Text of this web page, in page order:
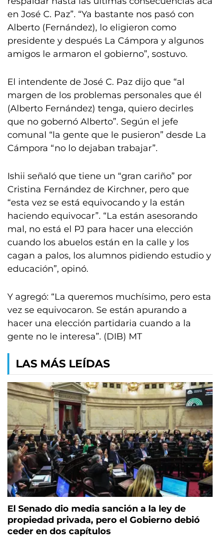
en José C. Paz”. “Ya bastante nos pasó con
Alberto (Fernández), lo eligieron como
presidente y después La Cámpora y algunos
amigos le armaron el gobierno”, sostuvo.
El intendente de José C. Paz dijo que “al
margen de los problemas personales que él
(Alberto Fernández) tenga, quiero decirles
que no gobernó Alberto”. Según el jefe
comunal “la gente que le pusieron” desde La
Cámpora “no lo dejaban trabajar”.
Ishii señaló que tiene un “gran cariño” por
Cristina Fernández de Kirchner, pero que
“esta vez se está equivocando y la están
haciendo equivocar”. “La están asesorando
mal, no está el PJ para hacer una elección
cuando los abuelos están en la calle y los
cagan a palos, los alumnos pidiendo estudio y
educación”, opinó.
Y agregó: “La queremos muchísimo, pero esta
vez se equivocaron. Se están apurando a
hacer una elección partidaria cuando a la
gente no le interesa”. (DIB) MT
LAS MÁS LEÍDAS
El Senado dio media sanción a la ley de
propiedad privada, pero el Gobierno debió
ceder en dos capítulos